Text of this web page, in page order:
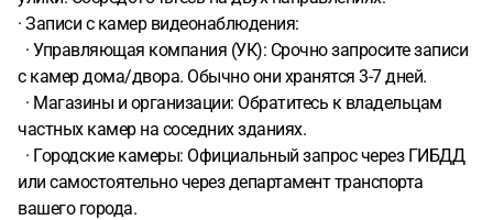
· Записи с камер видеонаблюдения:
· Управляющая компания (УК): Срочно запросите записи
с камер дома/двора. Обычно они хранятся 3-7 дней.
· Магазины и организации: Обратитесь к владельцам
частных камер на соседних зданиях.
· Городские камеры: Официальный запрос через ГИБДД
или самостоятельно через департамент транспорта
вашего города.